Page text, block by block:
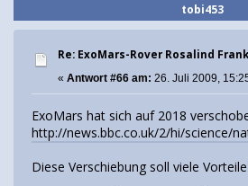
tobi453
Re: ExoMars-Rover Rosalind
« Antwort #66 am: 26. Juli 2009,
ExoMars hat sich auf 2018
http://news.bbc.co.uk/2/hi/science/
Diese Verschiebung soll viele